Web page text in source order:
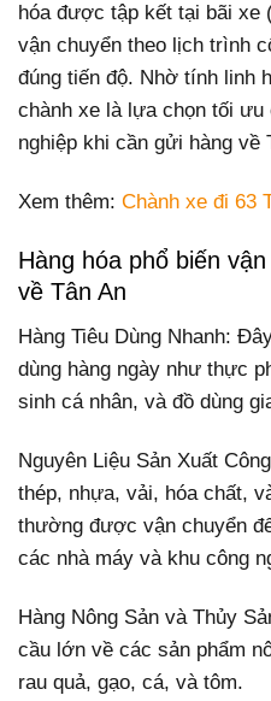
hóa được tập kết tại bãi xe
vận chuyển theo lịch trình
đúng tiến độ. Nhờ tính linh
chành xe là lựa chọn tối ưu
nghiệp khi cần gửi hàng về
Xem thêm: Chành xe đi 63
Hàng hóa phổ biến
về Tân An
Hàng Tiêu Dùng Nhanh:
dùng hàng ngày như thực
sinh cá nhân, và đồ dùng
Nguyên Liệu Sản Xuất
thép, nhựa, vải, hóa chất,
thường được vận chuyển
các nhà máy và khu công
Hàng Nông Sản và Thủy
cầu lớn về các sản phẩm
rau quả, gạo, cá, và tôm.